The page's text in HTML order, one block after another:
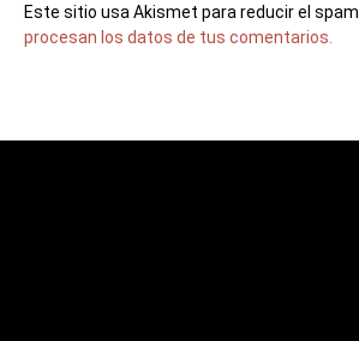
Este sitio usa Akismet para reducir el spam.
procesan los datos de tus comentarios.